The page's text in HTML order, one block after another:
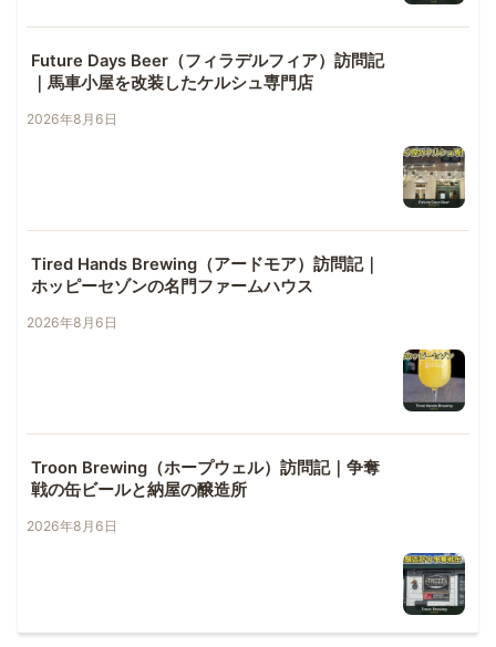
Future Days Beer（フィラデルフィア）訪問記
｜馬車小屋を改装したケルシュ専門店
2026年8月6日
Tired Hands Brewing（アードモア）訪問記｜
ホッピーセゾンの名門ファームハウス
2026年8月6日
Troon Brewing（ホープウェル）訪問記｜争奪
戦の缶ビールと納屋の醸造所
2026年8月6日